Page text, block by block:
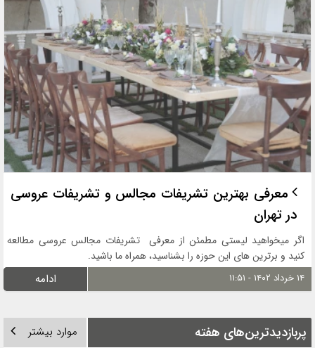
معرفی بهترین تشریفات مجالس و تشریفات عروسی
در تهران
اگر میخواهید لیستی مطمئن از معرفی تشریفات مجالس عروسی مطالعه
کنید و برترین های این حوزه را بشناسید، همراه ما باشید.
۱۴ خرداد ۱۴۰۲ - ۱۱:۵۱ ادامه
پربازدیدترین‌های هفته موارد بیشتر